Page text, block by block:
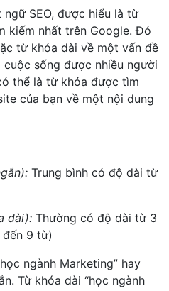
SEO, được hiểu là từ
kiếm nhất trên Google. Đó
từ khóa dài về một vấn đề
sống được nhiều người
thể là từ khóa được tìm
của bạn về một nội dung
Trung bình có độ dài từ
dài): Thường có độ dài từ 3
9 từ)
ngành Marketing” hay
Từ khóa dài “học ngành